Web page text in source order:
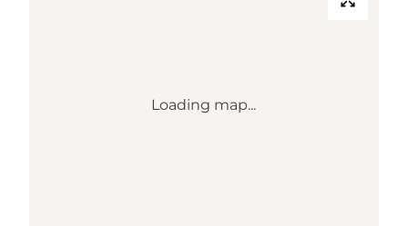
Loading map...